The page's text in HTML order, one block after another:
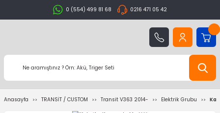
0 (554) 499 81 68 0216 471 05 42
Anasayfa TRANSİT / CUSTOM Transit V363 2014- Elektrik Grubu